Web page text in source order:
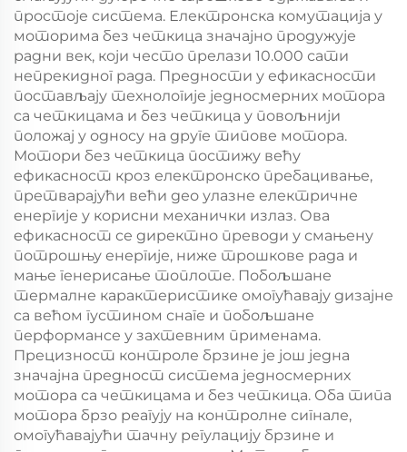
простоје система. Електронска комутација у
моторима без четкица значајно продужује
радни век, који често прелази 10.000 сати
непрекидног рада. Предности у ефикасности
постављају технологије једносмерних мотора
са четкицама и без четкица у повољнији
положај у односу на друге типове мотора.
Мотори без четкица постижу већу
ефикасност кроз електронско пребацивање,
претварајући већи део улазне електричне
енергије у корисни механички излаз. Ова
ефикасност се директно преводи у смањену
потрошњу енергије, ниже трошкове рада и
мање генерисање топлоте. Побољшане
термалне карактеристике омогућавају дизајне
са већом густином снаге и побољшане
перформансе у захтевним применама.
Прецизност контроле брзине је још једна
значајна предност система једносмерних
мотора са четкицама и без четкица. Оба типа
мотора брзо реагују на контролне сигнале,
омогућавајући тачну регулацију брзине и